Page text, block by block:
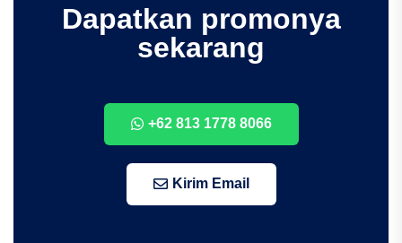
Dapatkan promonya
sekarang
+62 813 1778 8066
Kirim Email